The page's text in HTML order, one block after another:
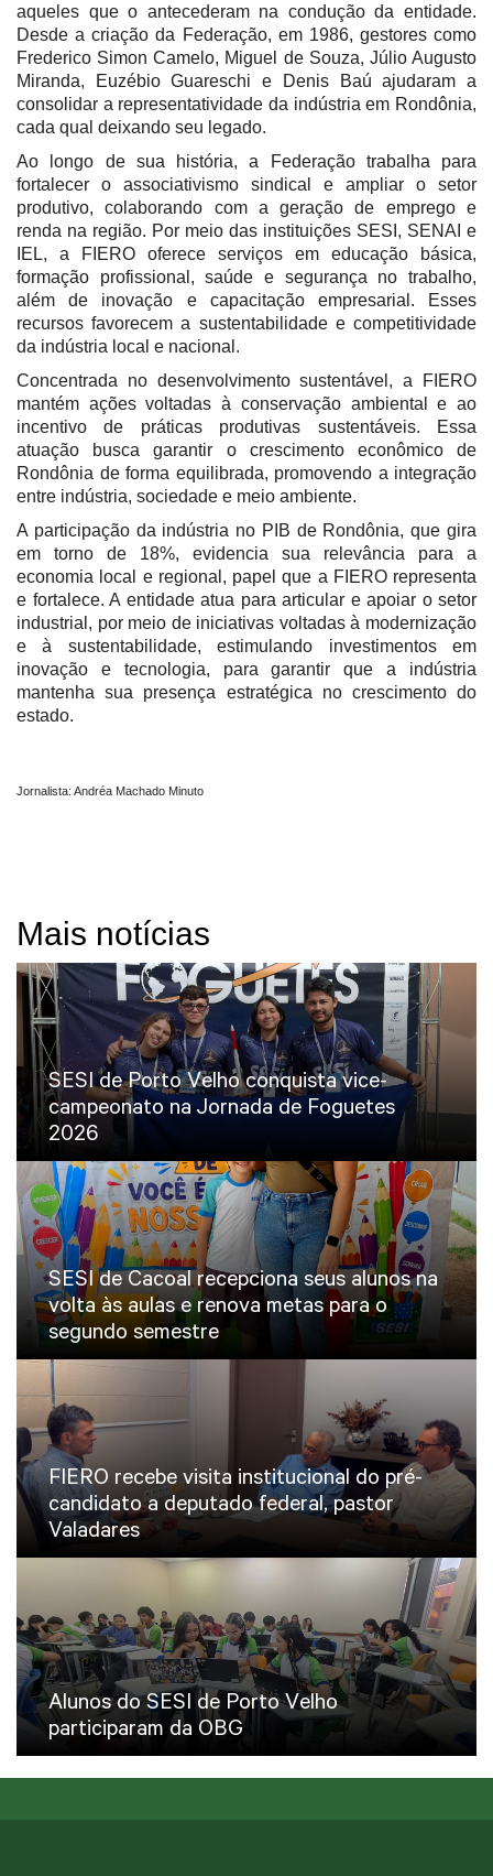
aqueles que o antecederam na condução da entidade.
Desde a criação da Federação, em 1986, gestores como
Frederico Simon Camelo, Miguel de Souza, Júlio Augusto
Miranda, Euzébio Guareschi e Denis Baú ajudaram a
consolidar a representatividade da indústria em Rondônia,
cada qual deixando seu legado.
Ao longo de sua história, a Federação trabalha para
fortalecer o associativismo sindical e ampliar o setor
produtivo, colaborando com a geração de emprego e
renda na região. Por meio das instituições SESI, SENAI e
IEL, a FIERO oferece serviços em educação básica,
formação profissional, saúde e segurança no trabalho,
além de inovação e capacitação empresarial. Esses
recursos favorecem a sustentabilidade e competitividade
da indústria local e nacional.
Concentrada no desenvolvimento sustentável, a FIERO
mantém ações voltadas à conservação ambiental e ao
incentivo de práticas produtivas sustentáveis. Essa
atuação busca garantir o crescimento econômico de
Rondônia de forma equilibrada, promovendo a integração
entre indústria, sociedade e meio ambiente.
A participação da indústria no PIB de Rondônia, que gira
em torno de 18%, evidencia sua relevância para a
economia local e regional, papel que a FIERO representa
e fortalece. A entidade atua para articular e apoiar o setor
industrial, por meio de iniciativas voltadas à modernização
e à sustentabilidade, estimulando investimentos em
inovação e tecnologia, para garantir que a indústria
mantenha sua presença estratégica no crescimento do
estado.
Jornalista: Andréa Machado Minuto
Mais notícias
SESI de Porto Velho conquista vice-
campeonato na Jornada de Foguetes
2026
SESI de Cacoal recepciona seus alunos na
volta às aulas e renova metas para o
segundo semestre
FIERO recebe visita institucional do pré-
candidato a deputado federal, pastor
Valadares
Alunos do SESI de Porto Velho
participaram da OBG